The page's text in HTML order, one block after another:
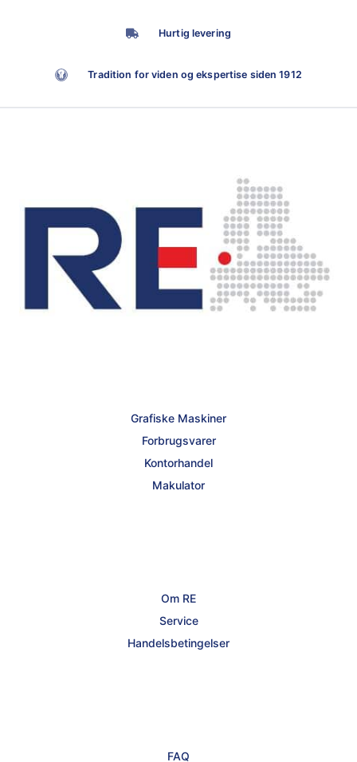
Hurtig levering
Tradition for viden og ekspertise siden 1912
Grafiske Maskiner
Forbrugsvarer
Kontorhandel
Makulator
Om RE
Service
Handelsbetingelser
FAQ